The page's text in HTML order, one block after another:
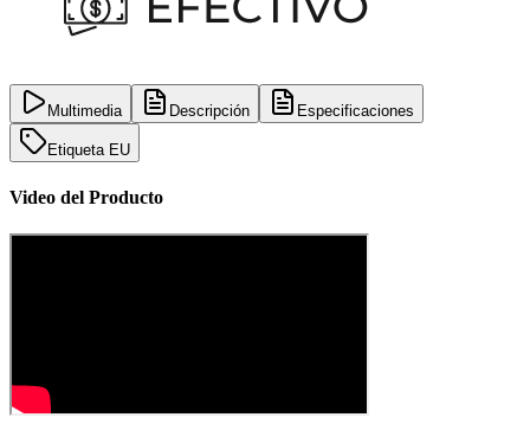
Multimedia Descripción Especificaciones
Etiqueta EU
Video del Producto